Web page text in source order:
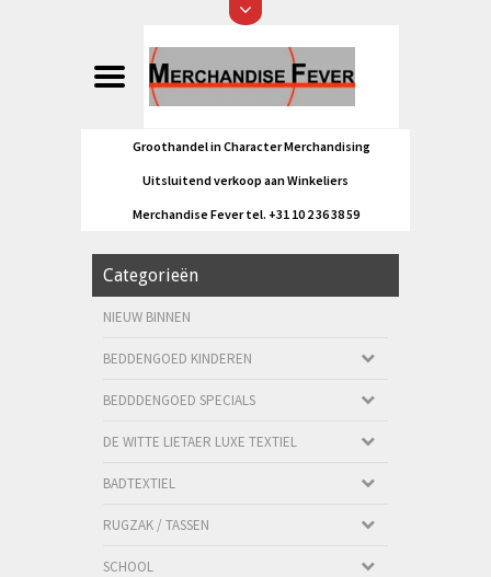
Groothandel in Character Merchandising
Uitsluitend verkoop aan Winkeliers
Merchandise Fever tel. +31 10 2 36 38 59
Categorieën
NIEUW BINNEN
BEDDENGOED KINDEREN
BEDDDENGOED SPECIALS
DE WITTE LIETAER LUXE TEXTIEL
BADTEXTIEL
RUGZAK / TASSEN
SCHOOL